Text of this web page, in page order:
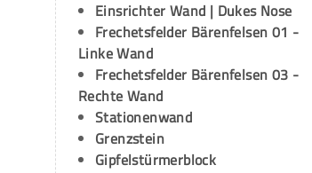
Einsrichter Wand | Dukes Nose
Frechetsfelder Bärenfelsen 01 -
Linke Wand
Frechetsfelder Bärenfelsen 03 -
Rechte Wand
Stationenwand
Grenzstein
Gipfelstürmerblock